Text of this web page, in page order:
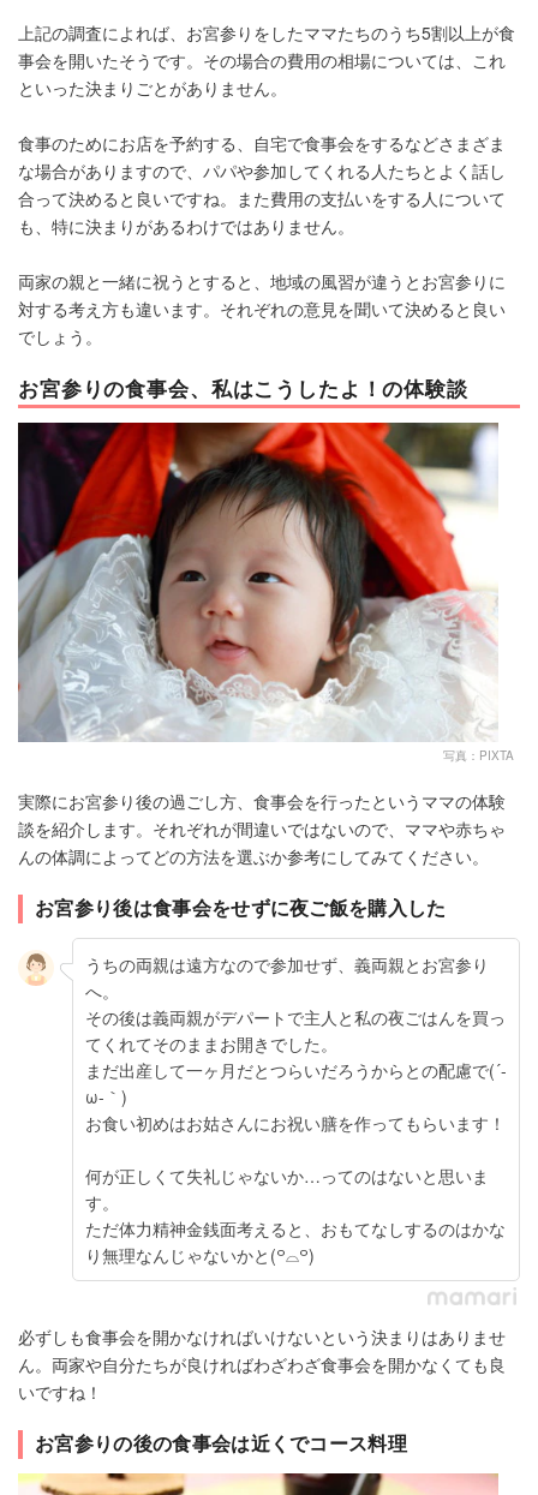
上記の調査によれば、お宮参りをしたママたちのうち5割以上が食
事会を開いたそうです。その場合の費用の相場については、これ
といった決まりごとがありません。
食事のためにお店を予約する、自宅で食事会をするなどさまざま
な場合がありますので、パパや参加してくれる人たちとよく話し
合って決めると良いですね。また費用の支払いをする人について
も、特に決まりがあるわけではありません。
両家の親と一緒に祝うとすると、地域の風習が違うとお宮参りに
対する考え方も違います。それぞれの意見を聞いて決めると良い
でしょう。
お宮参りの食事会、私はこうしたよ！の体験談
写真：PIXTA
実際にお宮参り後の過ごし方、食事会を行ったというママの体験
談を紹介します。それぞれが間違いではないので、ママや赤ちゃ
んの体調によってどの方法を選ぶか参考にしてみてください。
お宮参り後は食事会をせずに夜ご飯を購入した
うちの両親は遠方なので参加せず、義両親とお宮参り
へ。
その後は義両親がデパートで主人と私の夜ごはんを買っ
てくれてそのままお開きでした。
まだ出産して一ヶ月だとつらいだろうからとの配慮で(´-
ω-｀)
お食い初めはお姑さんにお祝い膳を作ってもらいます！
何が正しくて失礼じゃないか…ってのはないと思いま
す。
ただ体力精神金銭面考えると、おもてなしするのはかな
り無理なんじゃないかと(꒪⌓꒪)
必ずしも食事会を開かなければいけないという決まりはありませ
ん。両家や自分たちが良ければわざわざ食事会を開かなくても良
いですね！
お宮参りの後の食事会は近くでコース料理